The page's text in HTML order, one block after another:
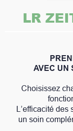
LR
AVEC UN
Choisissez
L’efficacité
un soin